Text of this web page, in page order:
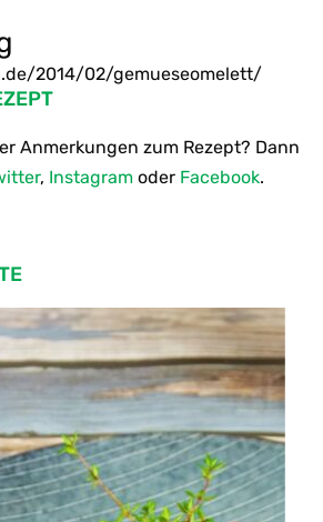
2014/02/gemueseomelett/
Anmerkungen zum Rezept? Dann
, Instagramoder Facebook.